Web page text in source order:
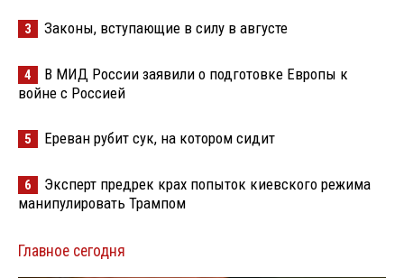
3 Законы, вступающие в силу в августе
4
В МИД России заявили о подготовке Европы к
войне с Россией
5 Ереван рубит сук, на котором сидит
6
Эксперт предрек крах попыток киевского режима
манипулировать Трампом
Главное сегодня